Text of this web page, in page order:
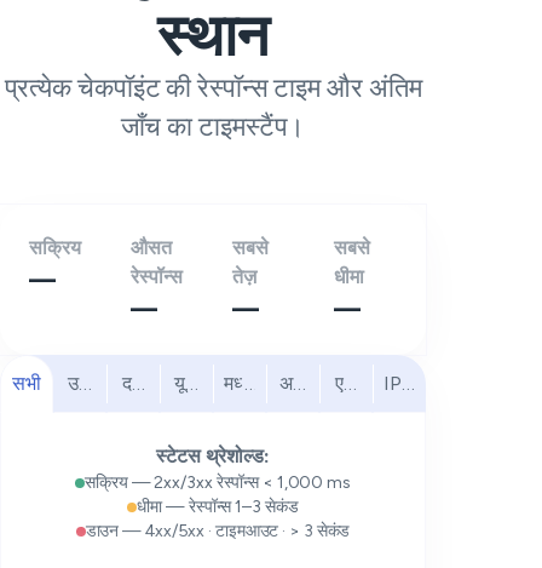
स्थान
प्रत्येक चेकपॉइंट की रेस्पॉन्स टाइम और अंतिम
जाँच का टाइमस्टैंप।
सक्रिय
—
औसत
रेस्पॉन्स
—
सबसे
तेज़
—
सबसे
धीमा
—
सभी उत्तरी अमेरिकादक्षिण अमेरिका
यूरोप मध्य पूर्व अफ्रीकाएशिया प्रशांत
IPv6
स्टेटस थ्रेशोल्ड:
सक्रिय — 2xx/3xx रेस्पॉन्स < 1,000 ms
धीमा — रेस्पॉन्स 1–3 सेकंड
डाउन — 4xx/5xx · टाइमआउट · > 3 सेकंड